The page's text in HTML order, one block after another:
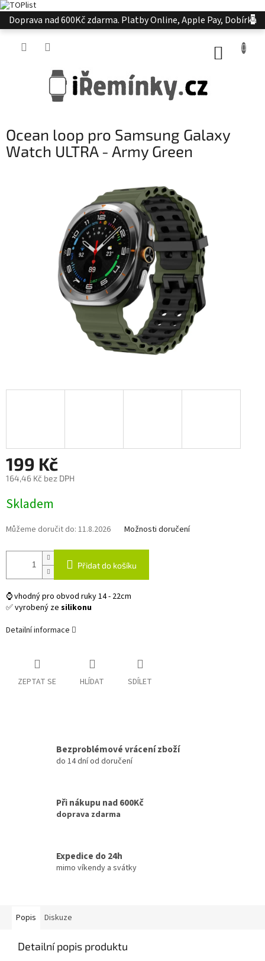
Přejít
na
Doprava nad 600Kč zdarma. Platby Online, Apple Pay, Dobírka
Ocean loop pro Samsung Galaxy
Watch ULTRA - Army Green
199 Kč
164,46 Kč bez DPH
cena:
Skladem
Můžeme doručit do: 11.8.2026 Možnosti doručení
Přidat do košíku
⌚ vhodný pro obvod ruky 14 - 22cm
✅ vyrobený ze silikonu
Detailní informace
ZEPTAT SE HLÍDAT SDÍLET
Bezproblémové vrácení zboží
do 14 dní od doručení
Při nákupu nad 600Kč
doprava zdarma
Expedice do 24h
mimo víkendy a svátky
Popis Diskuze
Detailní popis produktu